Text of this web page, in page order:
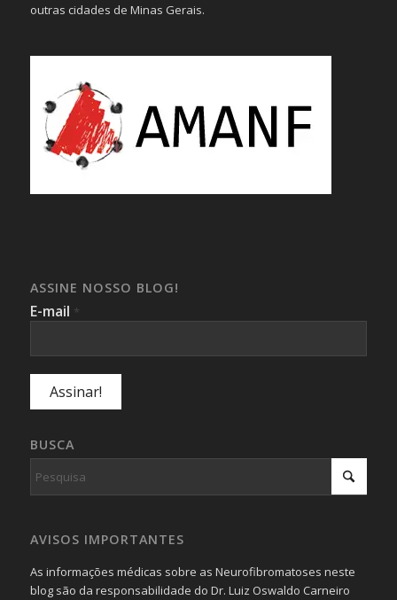
outras cidades de Minas Gerais.
ASSINE NOSSO BLOG!
E-mail *
BUSCA
AVISOS IMPORTANTES
As informações médicas sobre as Neurofibromatoses neste
blog são da responsabilidade do Dr. Luiz Oswaldo Carneiro